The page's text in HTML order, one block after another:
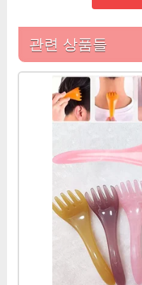
관련 상품들